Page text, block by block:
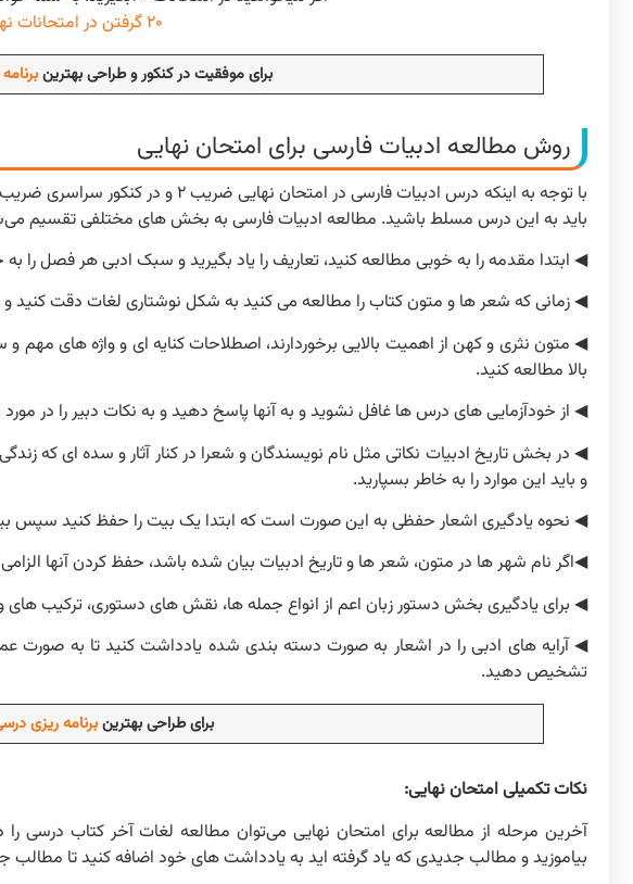
۲۰ گرفتن در امتحانات نهایی
برای موفقیت در کنکور و طراحی بهترین
روش مطالعه ادبیات فارسی برای امتحان نهایی
باید به این درس مسلط باشید. مطالعه ادبیات فارسی به بخش های مختلفی تقسیم
◀ ابتدا مقدمه را به خوبی مطالعه کنید، تعاریف را یاد بگیرید و سبک ادبی هر فصل را به
◀ زمانی که شعر ها و متون کتاب را مطالعه می کنید به شکل نوشتاری لغات دقت کنید و
◀ متون نثری و کهن از اهمیت بالایی برخوردارند، اصطلاحات کنایه ای و واژه های
بالا مطالعه کنید.
◀ از خودآزمایی های درس ها غافل نشوید و به آنها پاسخ دهید و به نکات دبیر را در
◀ در بخش تاریخ ادبیات نکاتی مثل نام نویسندگان و شعرا در کنار آثار و سده ای که
و باید این موارد را به خاطر بسپارید.
◀ نحوه یادگیری اشعار حفظی به این صورت است که ابتدا یک بیت را حفظ کنید سپس
◀اگر نام شهر ها در متون، شعر ها و تاریخ ادبیات بیان شده باشد، حفظ کردن آنها
◀ برای یادگیری بخش دستور زبان اعم از انواع جمله ها، نقش های دستوری، ترکیب
◀ آرایه های ادبی را در اشعار به صورت دسته بندی شده یادداشت کنید تا به صورت
تشخیص دهید.
برای طراحی بهترینبرنامه ریزی
نکات تکمیلی امتحان نهایی:
آخرین مرحله از مطالعه برای امتحان نهایی می‌توان مطالعه لغات آخر کتاب درسی
بیاموزید و مطالب جدیدی که یاد گرفته اید به یادداشت های خود اضافه کنید تا مطالب